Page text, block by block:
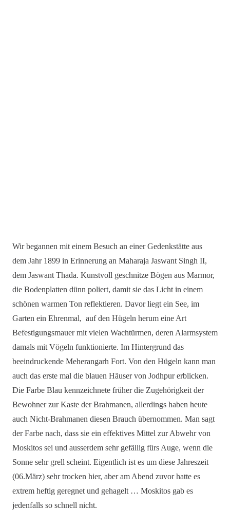
Wir begannen mit einem Besuch an einer Gedenkstätte aus
dem Jahr 1899 in Erinnerung an Maharaja Jaswant Singh II,
dem Jaswant Thada. Kunstvoll geschnitze Bögen aus Marmor,
die Bodenplatten dünn poliert, damit sie das Licht in einem
schönen warmen Ton reflektieren. Davor liegt ein See, im
Garten ein Ehrenmal, auf den Hügeln herum eine Art
Befestigungsmauer mit vielen Wachtürmen, deren Alarmsystem
damals mit Vögeln funktionierte. Im Hintergrund das
beeindruckende Meherangarh Fort. Von den Hügeln kann man
auch das erste mal die blauen Häuser von Jodhpur erblicken.
Die Farbe Blau kennzeichnete früher die Zugehörigkeit der
Bewohner zur Kaste der Brahmanen, allerdings haben heute
auch Nicht-Brahmanen diesen Brauch übernommen. Man sagt
der Farbe nach, dass sie ein effektives Mittel zur Abwehr von
Moskitos sei und ausserdem sehr gefällig fürs Auge, wenn die
Sonne sehr grell scheint. Eigentlich ist es um diese Jahreszeit
(06.März) sehr trocken hier, aber am Abend zuvor hatte es
extrem heftig geregnet und gehagelt … Moskitos gab es
jedenfalls so schnell nicht.